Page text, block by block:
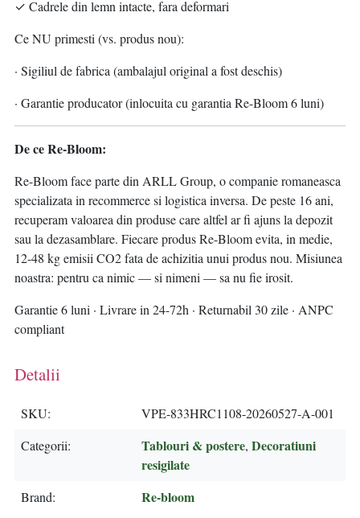
✓ Cadrele din lemn intacte, fara deformari
Ce NU primesti (vs. produs nou):
· Sigiliul de fabrica (ambalajul original a fost deschis)
· Garantie producator (inlocuita cu garantia Re-Bloom 6 luni)
De ce Re-Bloom:
Re-Bloom face parte din ARLL Group, o companie romaneasca
specializata in recommerce si logistica inversa. De peste 16 ani,
recuperam valoarea din produse care altfel ar fi ajuns la depozit
sau la dezasamblare. Fiecare produs Re-Bloom evita, in medie,
12-48 kg emisii CO2 fata de achizitia unui produs nou. Misiunea
noastra: pentru ca nimic — si nimeni — sa nu fie irosit.
Garantie 6 luni · Livrare in 24-72h · Returnabil 30 zile · ANPC
compliant
Detalii
SKU
VPE-833HRC1108-20260527-A-001
Categorii
Tablouri & postere, Decoratiuni
resigilate
Brand Re-bloom